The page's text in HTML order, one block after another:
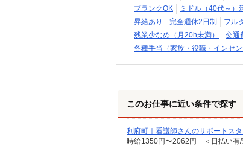
ブランクOK
ミドル（40代～）
昇給あり
完全週休2日制 フル
残業少なめ（月20h未満）
交通
各種手当（家族・役職・インセ
このお仕事に近い条件で探す
利府町｜看護師さんのサポートス
時給1350円〜2062円 ＜日払い有/